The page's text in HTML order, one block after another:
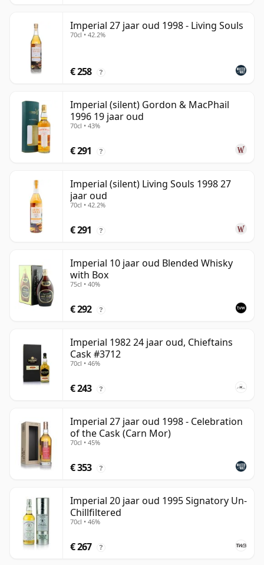
Imperial 27 jaar oud 1998 - Living Souls
70cl • 42.2%
€ 258 ?
Imperial (silent) Gordon & MacPhail
1996 19 jaar oud
70cl • 43%
€ 291 ?
Imperial (silent) Living Souls 1998 27
jaar oud
70cl • 42.2%
€ 291 ?
Imperial 10 jaar oud Blended Whisky
with Box
75cl • 40%
€ 292 ?
Imperial 1982 24 jaar oud, Chieftains
Cask #3712
70cl • 46%
€ 243 ?
Imperial 27 jaar oud 1998 - Celebration
of the Cask (Carn Mor)
70cl • 45%
€ 353 ?
Imperial 20 jaar oud 1995 Signatory Un-
Chillfiltered
70cl • 46%
€ 267 ?